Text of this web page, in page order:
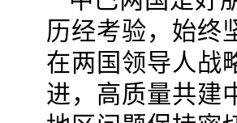
历经考验，始终
在两国领导人战
进，高质量共建